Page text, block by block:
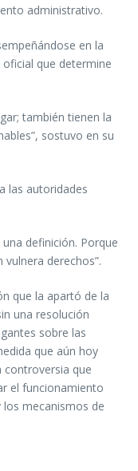
administrativo.
en la
oficial que determine
también tienen la
sostuvo en su
las autoridades
definición. Porque
derechos”.
que la apartó de la
una resolución
sobre las
que aún hoy
controversia que
el funcionamiento
mecanismos de